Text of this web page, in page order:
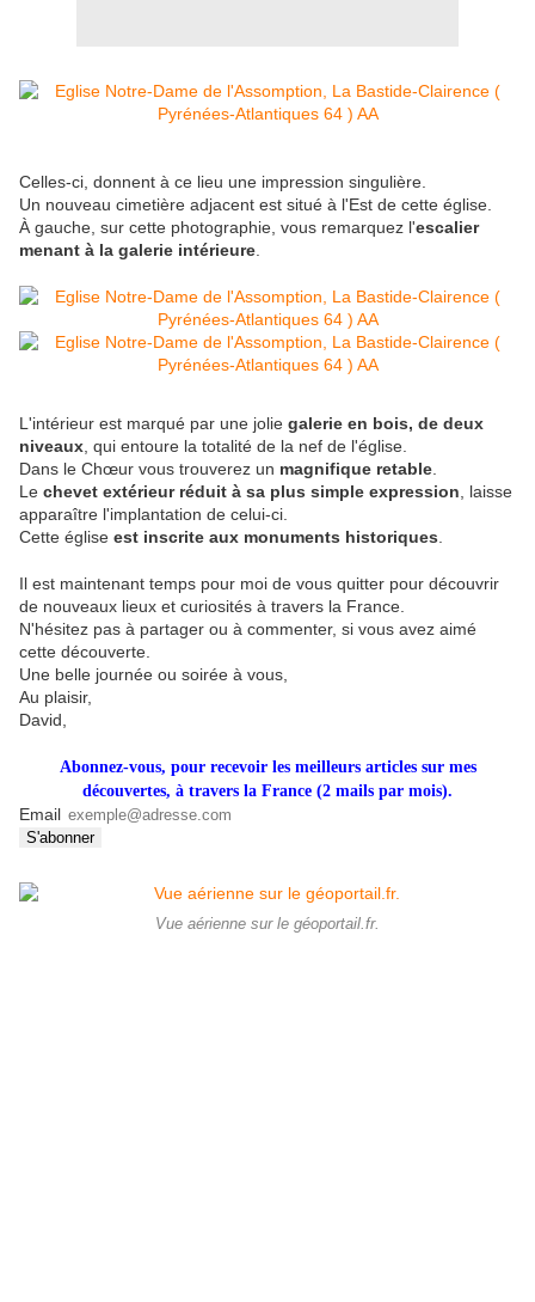
Celles-ci, donnent à ce lieu une impression singulière.
Un nouveau cimetière adjacent est situé à l'Est de cette église.
À gauche, sur cette photographie, vous remarquez l'escalier
menant à la galerie intérieure
L'intérieur est marqué par une jolie galerie en bois, de deux
niveaux , qui entoure la totalité de la nef de l'église.
Dans le Chœur vous trouverez un magnifique retable
Le chevet extérieur réduit à sa plus simple expression , laisse
apparaître l'implantation de celui-ci.
Cette église est inscrite aux monuments historiques
Il est maintenant temps pour moi de vous quitter pour découvrir
de nouveaux lieux et curiosités à travers la France.
N'hésitez pas à partager ou à commenter, si vous avez aimé
cette découverte.
Une belle journée ou soirée à vous,
Au plaisir,
David,
Abonnez-vous, pour recevoir les meilleurs articles sur mes
découvertes, à travers la France (2 mails par mois).
Email
Vue aérienne sur le géoportail.fr.